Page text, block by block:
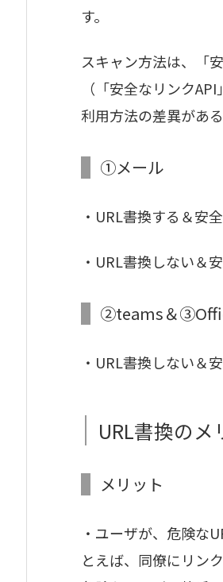
す。
スキャン方法は、「
（「安全なリンク
利用方法の差異があ
①メール
・URL書換する＆安
・URL書換しない＆
②teams＆
・URL書換しない＆
URL書換の
メリット
・ユーザが、危険な
とえば、同僚にリン